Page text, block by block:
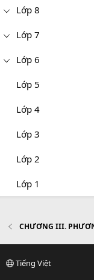
Lớp 8
Lớp 7
Lớp 6
Lớp 5
Lớp 4
Lớp 3
Lớp 2
Lớp 1
CHƯƠNG III.
Tiếng Việt